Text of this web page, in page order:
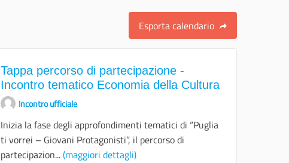
Esporta calendario
Tappa percorso di partecipazione -
Incontro tematico Economia della Cultura
Incontro ufficiale
Inizia la fase degli approfondimenti tematici di “Puglia
ti vorrei – Giovani Protagonisti”, il percorso di
partecipazion...(maggiori dettagli)